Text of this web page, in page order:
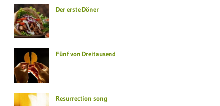
Der erste Döner
Fünf von Dreitausend
Resurrection song